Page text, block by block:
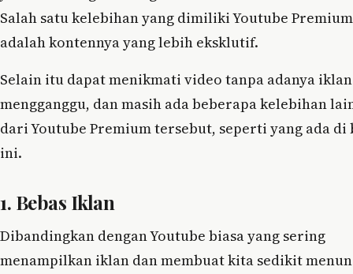
Salah satu kelebihan yang dimiliki Youtube Premium
adalah kontennya yang lebih eksklutif.
Selain itu dapat menikmati video tanpa adanya
mengganggu, dan masih ada beberapa kelebihan
dari Youtube Premium tersebut, seperti yang ada di
ini.
1. Bebas Iklan
Dibandingkan dengan Youtube biasa yang sering
menampilkan iklan dan membuat kita sedikit